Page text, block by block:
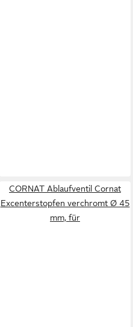
CORNAT Ablaufventil Cornat
Excenterstopfen verchromt Ø 45
mm, für